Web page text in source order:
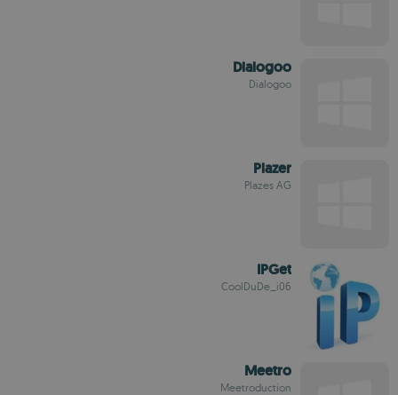
Dialogoo
Dialogoo
Plazer
Plazes AG
IPGet
CoolDuDe_i06
Meetro
Meetroduction